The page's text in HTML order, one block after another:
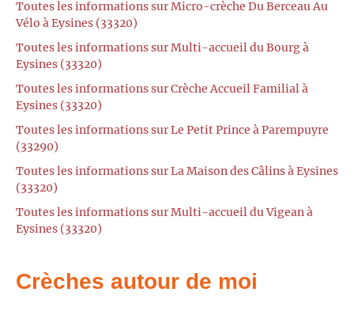
Toutes les informations sur Micro-crèche Du Berceau Au
Vélo à Eysines (33320)
Toutes les informations sur Multi-accueil du Bourg à
Eysines (33320)
Toutes les informations sur Crèche Accueil Familial à
Eysines (33320)
Toutes les informations sur Le Petit Prince à Parempuyre
(33290)
Toutes les informations sur La Maison des Câlins à Eysines
(33320)
Toutes les informations sur Multi-accueil du Vigean à
Eysines (33320)
Crèches autour de moi